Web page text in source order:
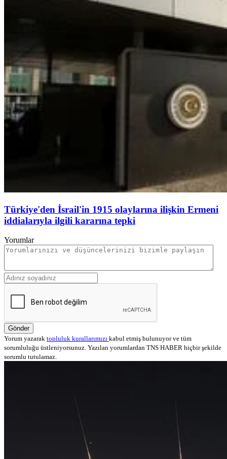
Türkiye'den İsrail'in 1915 olaylarına ilişkin Ermeni
iddialarıyla ilgili kararına tepki
Yorumlar
Gönder
Yorum yazarak topluluk kurallarımızı kabul etmiş bulunuyor ve tüm
sorumluluğu üstleniyorsunuz. Yazılan yorumlardan TNS HABER hiçbir şekilde
sorumlu tutulamaz.